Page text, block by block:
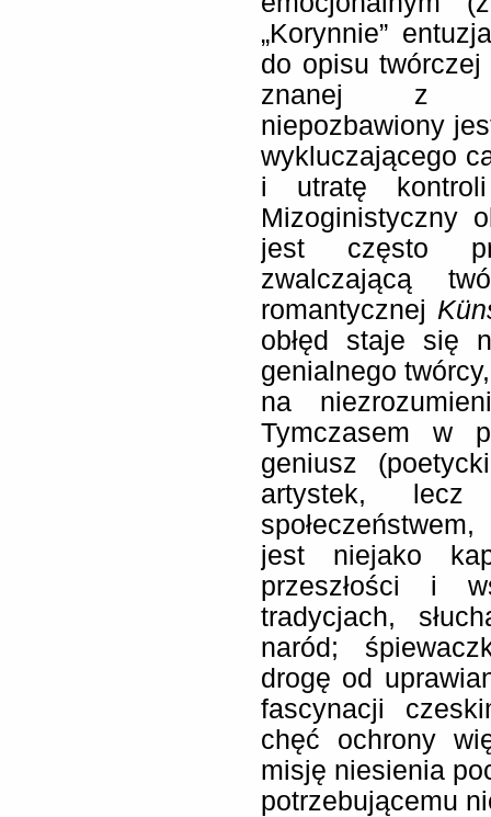
„Korynnie”
do opisu twórczej
znanej z
niepozbawiony
wykluczającego
i utratę
Mizoginistyczny
jest często
zwalczającą
romantycznej
obłęd staje się
genialnego
na
Tymczasem w
geniusz
artystek,
jest niejako
przeszłości i
tradycjach,
naród;
drogę od
fascynacji
chęć ochrony
misję niesienia
potrzebującemu